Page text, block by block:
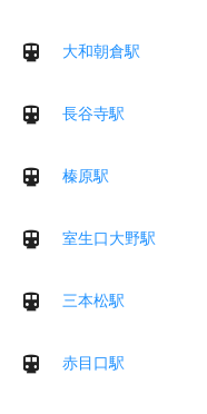
大和朝倉駅
長谷寺駅
榛原駅
室生口大野駅
三本松駅
赤目口駅